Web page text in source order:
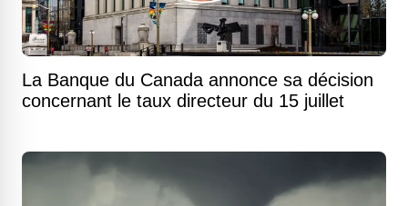
La Banque du Canada annonce sa décision
concernant le taux directeur du 15 juillet